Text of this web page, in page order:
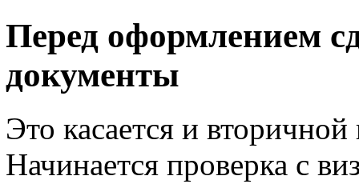
Перед оформлением
документы
Это касается и
Начинается проверка с